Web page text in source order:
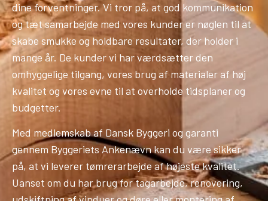
dine forventninger. Vi tror på, at god kommunikation
og tæt samarbejde med vores kunder er nøglen til at
skabe smukke og holdbare resultater, der holder i
mange år. De kunder vi har værdsætter den
omhyggelige tilgang, vores brug af materialer af høj
kvalitet og vores evne til at overholde tidsplaner og
budgetter.
Med medlemskab af Dansk Byggeri og garanti
gennem Byggeriets Ankenævn kan du være sikker
på, at vi leverer tømrerarbejde af højeste kvalitet.
Uanset om du har brug for tagarbejde, renovering,